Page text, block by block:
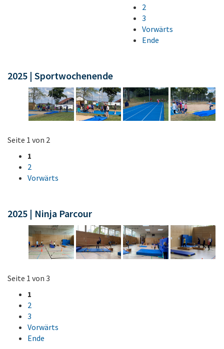
2
3
Vorwärts
Ende
2025 | Sportwochenende
Seite 1 von 2
1
2
Vorwärts
2025 | Ninja Parcour
Seite 1 von 3
1
2
3
Vorwärts
Ende